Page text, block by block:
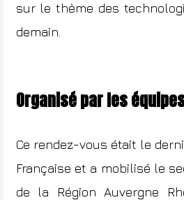
sur le thème des
demain.
Organisé par les équipes
Ce rendez-vous était le
Française et a mobilisé le
de la Région Auvergne